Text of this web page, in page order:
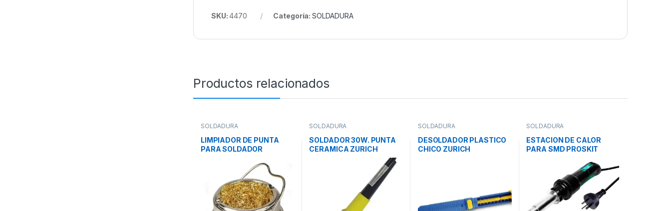
SKU:4470 Categoría: SOLDADURA
Productos relacionados
SOLDADURA
LIMPIADOR DE PUNTA
PARA SOLDADOR
SOLDADURA
SOLDADOR 30W. PUNTA
CERAMICA ZURICH
SOLDADURA
DESOLDADOR PLASTICO
CHICO ZURICH
SOLDADURA
ESTACION DE CALOR
PARA SMD PROSKIT